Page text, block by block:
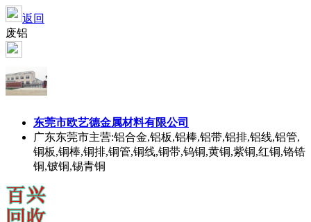
返回
废铝
东莞市欧艺德金属材料有限公司
广东东莞市主营:铝合金,铝板,铝棒,铝带,铝排,铝线,铝管,
铜板,铜棒,铜排,铜管,铜线,铜带,钨铜,黄铜,紫铜,红铜,铬锆
铜,铍铜,锡青铜